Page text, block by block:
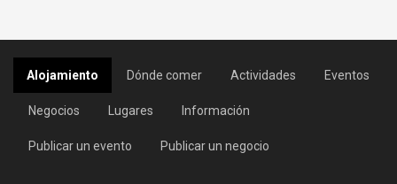
Alojamiento Dónde comer Actividades Eventos
Negocios Lugares Información
Publicar un evento Publicar un negocio